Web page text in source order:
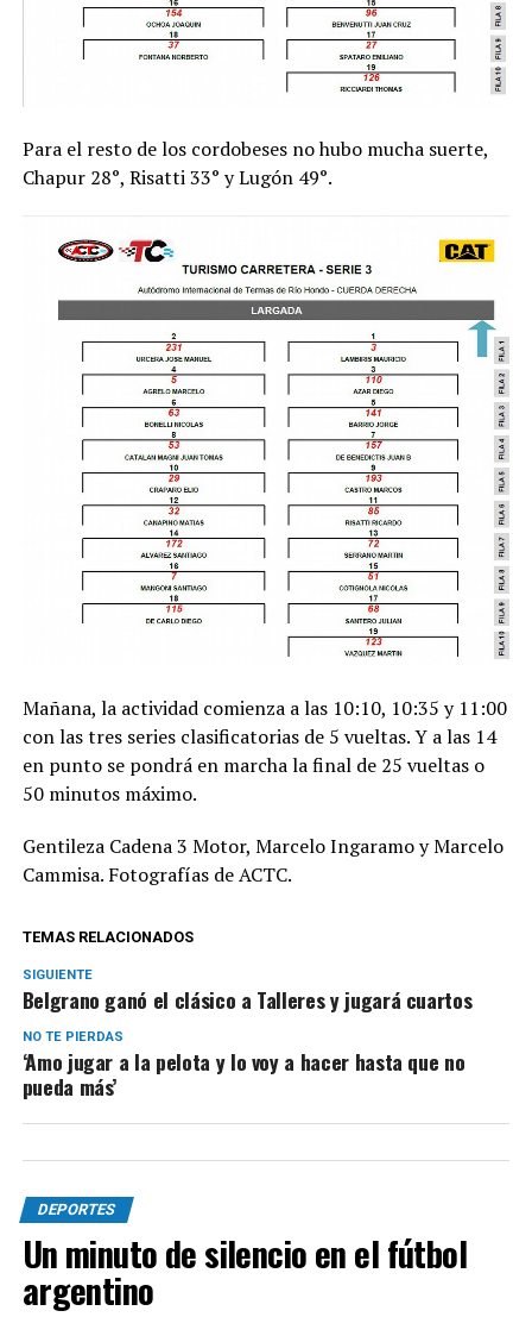
Para el resto de los cordobeses no hubo mucha suerte,
Chapur 28°, Risatti 33° y Lugón 49°.
Mañana, la actividad comienza a las 10:10, 10:35 y 11:00
con las tres series clasificatorias de 5 vueltas. Y a las 14
en punto se pondrá en marcha la final de 25 vueltas o
50 minutos máximo.
Gentileza Cadena 3 Motor, Marcelo Ingaramo y Marcelo
Cammisa. Fotografías de ACTC.
TEMAS RELACIONADOS
SIGUIENTE
Belgrano ganó el clásico a Talleres y jugará cuartos
NO TE PIERDAS
‘Amo jugar a la pelota y lo voy a hacer hasta que no
pueda más’
DEPORTES
Un minuto de silencio en el fútbol
argentino